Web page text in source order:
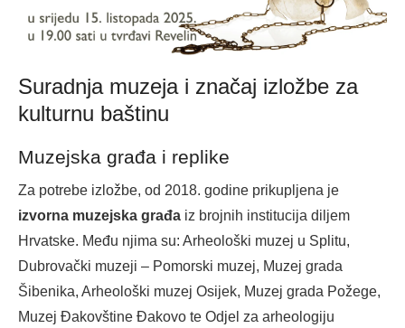
Suradnja muzeja i značaj izložbe za
kulturnu baštinu
Muzejska građa i replike
Za potrebe izložbe, od 2018. godine prikupljena je
izvorna muzejska građa iz brojnih institucija diljem
Hrvatske. Među njima su: Arheološki muzej u Splitu,
Dubrovački muzeji – Pomorski muzej, Muzej grada
Šibenika, Arheološki muzej Osijek, Muzej grada Požege,
Muzej Đakovštine Đakovo te Odjel za arheologiju